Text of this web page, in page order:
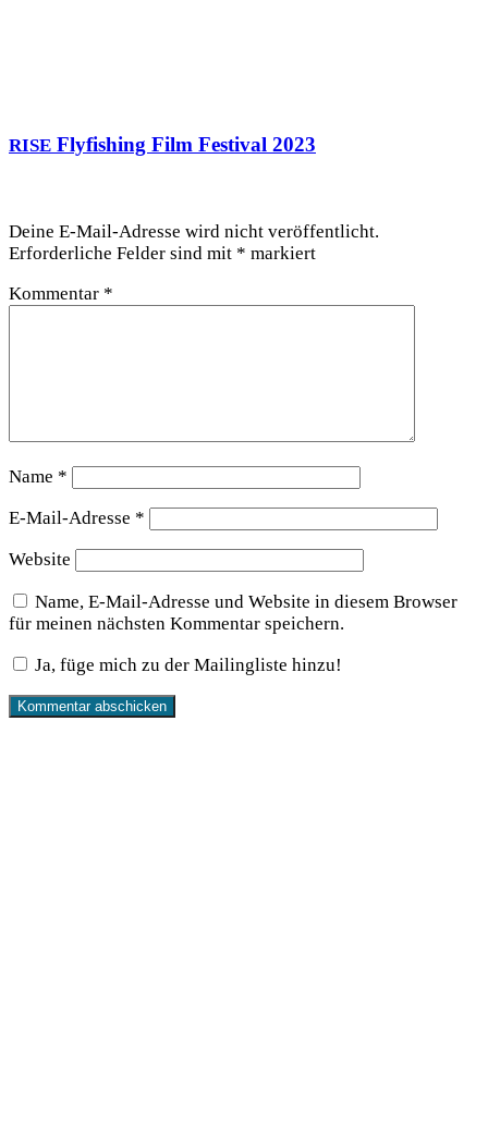
RISE Flyfishing Film Festival 2023
Deine E-Mail-Adresse wird nicht veröffentlicht.
Erforderliche Felder sind mit * markiert
Kommentar *
Name *
E-Mail-Adresse *
Website
Name, E-Mail-Adresse und Website in diesem Browser
für meinen nächsten Kommentar speichern.
Ja, füge mich zu der Mailingliste hinzu!